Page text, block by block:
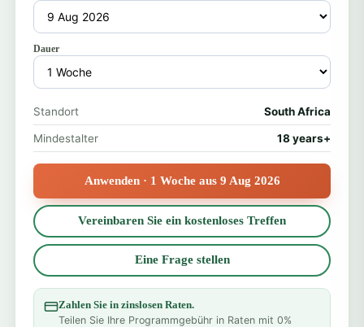
Dauer
Standort South Africa
Mindestalter 18 years+
Anwenden · 1 Woche aus 9 Aug 2026
Vereinbaren Sie ein kostenloses Treffen
Eine Frage stellen
Zahlen Sie in zinslosen Raten.
Teilen Sie Ihre Programmgebühr in Raten mit 0%